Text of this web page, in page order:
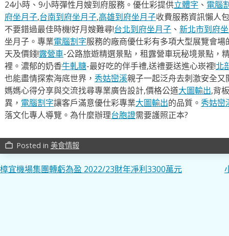
24小時、9小時彈性月嫂到府服務。優仕彩提供立體字 、 電腦
府坐月子,台南到府坐月子,高雄到府坐月子收費服務資訊懶人
不要錯過最佳時機!好月嫂難尋!台北到府坐月子、 新北市到府
坐月子。專業電腦割字服務的廠商優仕彩有多項大型展覽會場
天及價錢!露營車-公路旅遊精選景點，租露營車玩秘境景點，
裡。濃郁的奶香牛軋糖-最好吃的伴手禮,送禮要送進心崁裡!北
也能盡情探索海底世界， 秀姑巒溪親子一起泛舟去​刺激安全
媽媽心得分享與交流找尋專業廣告設計,價格公道大圖輸出,背
異， 電腦割字讓客戶滿意優仕彩專業大圖輸出的品質。 秀姑巒
落文化專人導覽。為什麼辦理台胞證需要護照正本?
work_outline Posted in 美食情報
文
樟宜機場集團轉虧為盈 2022/23財年凈利3300萬元